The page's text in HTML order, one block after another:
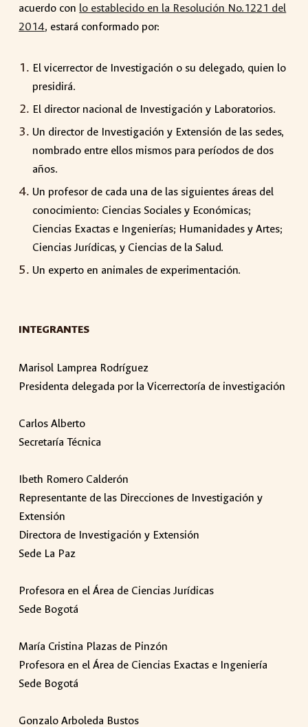
acuerdo con lo establecido en la Resolución No.1221 del
2014, estará conformado por:
El vicerrector de Investigación o su delegado, quien lo
presidirá.
El director nacional de Investigación y Laboratorios.
Un director de Investigación y Extensión de las sedes,
nombrado entre ellos mismos para períodos de dos
años.
Un profesor de cada una de las siguientes áreas del
conocimiento: Ciencias Sociales y Económicas;
Ciencias Exactas e Ingenierías; Humanidades y Artes;
Ciencias Jurídicas, y Ciencias de la Salud.
Un experto en animales de experimentación.
INTEGRANTES
Marisol Lamprea Rodríguez
Presidenta delegada por la Vicerrectoría de investigación
Carlos Alberto
Secretaría Técnica
Ibeth Romero Calderón
Representante de las Direcciones de Investigación y
Extensión
Directora de Investigación y Extensión
Sede La Paz
Profesora en el Área de Ciencias Jurídicas
Sede Bogotá
María Cristina Plazas de Pinzón
Profesora en el Área de Ciencias Exactas e Ingeniería
Sede Bogotá
Gonzalo Arboleda Bustos